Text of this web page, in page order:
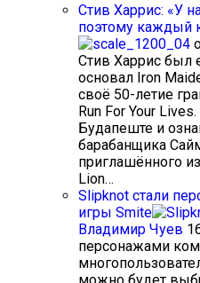
Стив Харрис: «У
поэтому каждый
Стив Харрис был
основал Iron
своё 50-летие
Run For Your
Будапеште и
барабанщика
приглашённого
Lion…
Slipknot стали
игры Smite
Владимир Чуев
персонажами